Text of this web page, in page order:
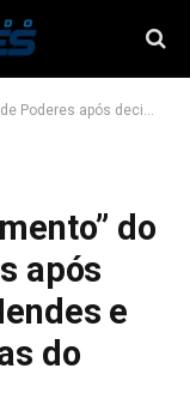
e defende prerrogativas do Senado
do
após
e
do